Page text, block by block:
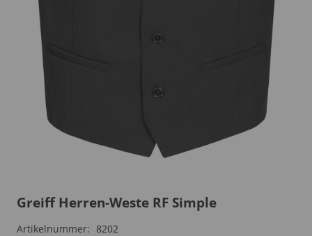
Greiff Herren-Weste RF Simple
Artikelnummer: 8202